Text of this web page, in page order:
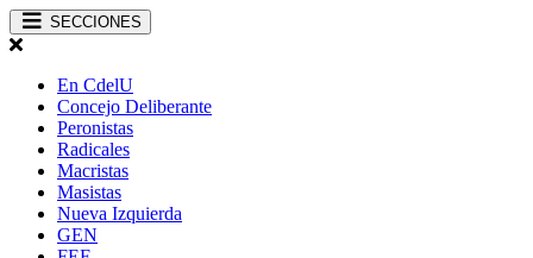
SECCIONES
En CdelU
Concejo Deliberante
Peronistas
Radicales
Macristas
Masistas
Nueva Izquierda
GEN